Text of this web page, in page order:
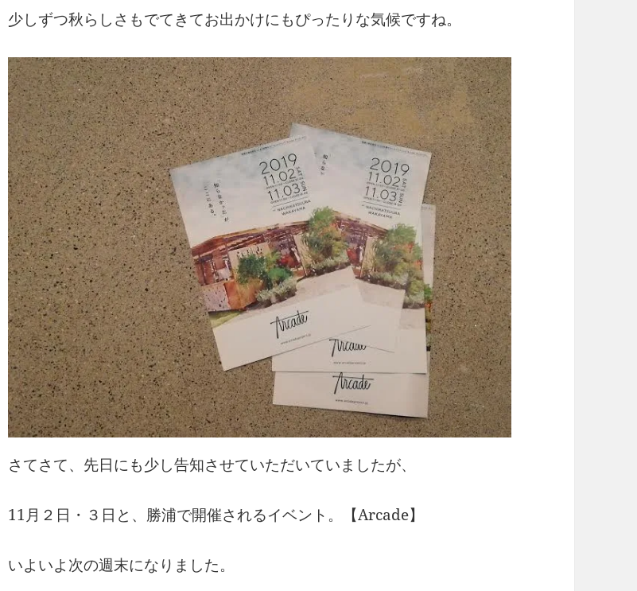
少しずつ秋らしさもでてきてお出かけにもぴったりな気候ですね。
さてさて、先日にも少し告知させていただいていましたが、
11月２日・３日と、勝浦で開催されるイベント。【Arcade】
いよいよ次の週末になりました。